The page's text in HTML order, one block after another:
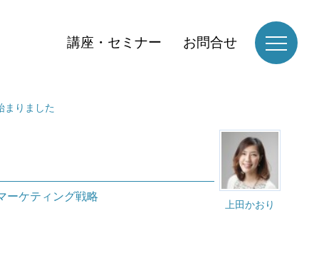
講座・セミナー お問合せ
まりました
上田かおり
ーケティング戦略